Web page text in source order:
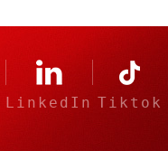
LinkedIn Tiktok